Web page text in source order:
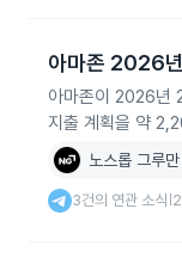
아마존 2026년
아마존이 2026년
지출 계획을 약
노스롭 그루만
3건의 연관 소식